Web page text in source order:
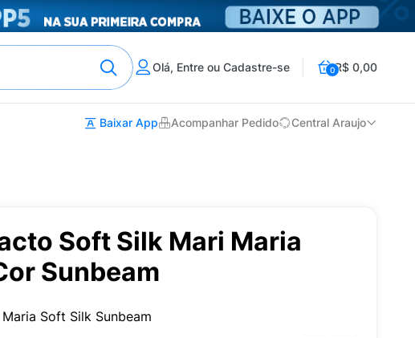
Olá, Entre ou Cadastre-se 0R$ 0,00
Baixar App Acompanhar Pedido Central Araujo
Soft Silk Mari Maria
Sunbeam
Soft Silk Sunbeam